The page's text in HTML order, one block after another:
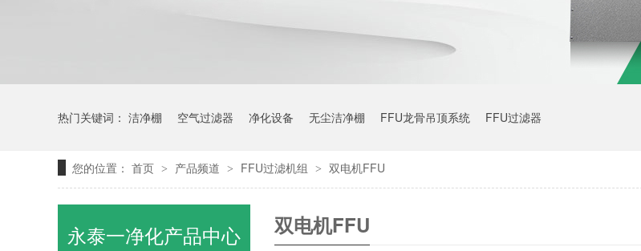
热门关键词： 洁净棚 空气过滤器 净化设备 无尘洁净棚 FFU龙骨吊顶系统 FFU过滤器
您的位置： 首页 > 产品频道 > FFU过滤机组 > 双电机FFU
双电机FFU
永泰一净化产品中心